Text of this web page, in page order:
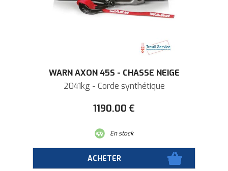
WARN AXON 45S - CHASSE NEIGE
2041kg - Corde synthétique
1190.00 €
En stock